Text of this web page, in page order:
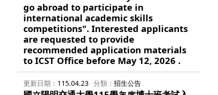
go abroad to participate in
international academic skills
competitions". Interested applicants
are requested to provide
recommended application materials
to ICST Office before May 12, 2026 .
更新日期 115.04.23 分類 招生公告